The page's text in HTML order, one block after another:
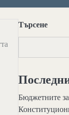
Търсене
Бюджетните